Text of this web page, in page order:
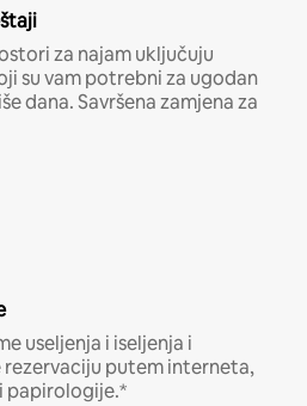
za najam uključuju
su vam potrebni za ugodan
dana. Savršena zamjena za
useljenja i iseljenja i
putem interneta,
papirologije.*